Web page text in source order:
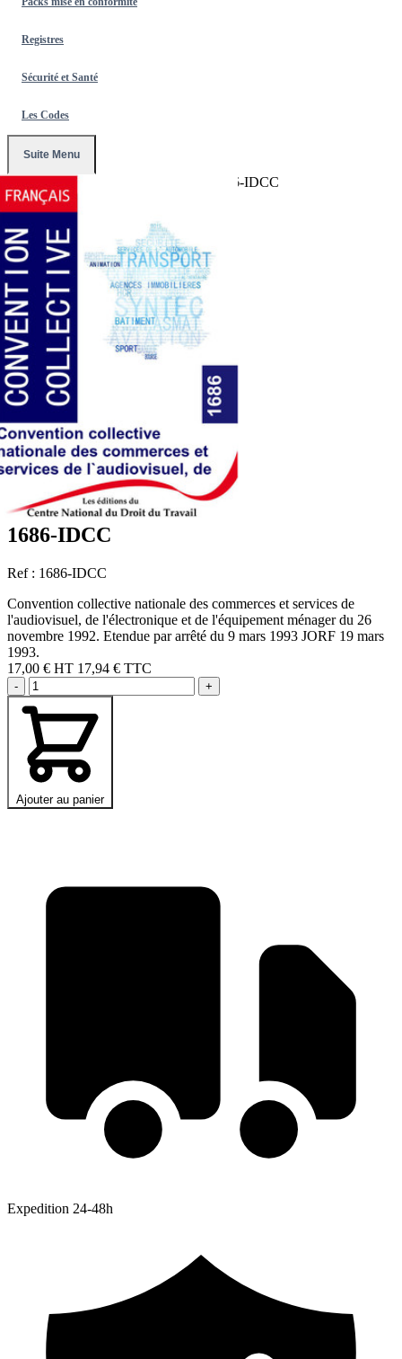
Registres
Sécurité et Santé
Les Codes
Suite Menu
Conventions Collectives 1686-IDCC
1686-IDCC
Ref : 1686-IDCC
Convention collective nationale des commerces et services de
l'audiovisuel, de l'électronique et de l'équipement ménager du 26
novembre 1992. Etendue par arrêté du 9 mars 1993 JORF 19 mars
1993.
17,00 € HT 17,94 € TTC
- +
Ajouter au panier
Expedition 24-48h